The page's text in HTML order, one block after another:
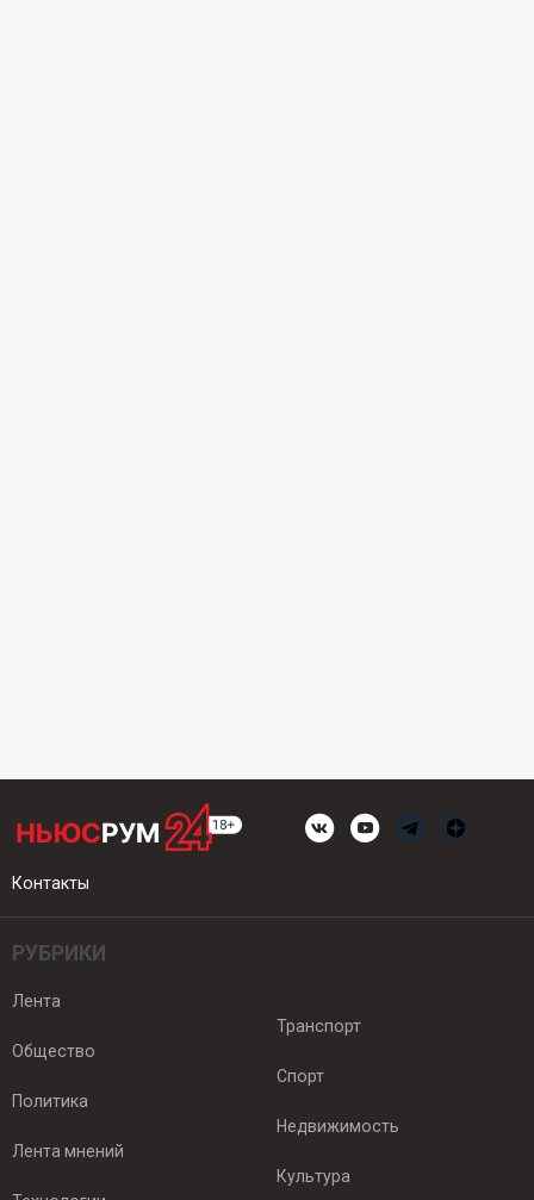
Контакты
РУБРИКИ
Лента
Общество
Политика
Лента мнений
Транспорт
Спорт
Недвижимость
Культура